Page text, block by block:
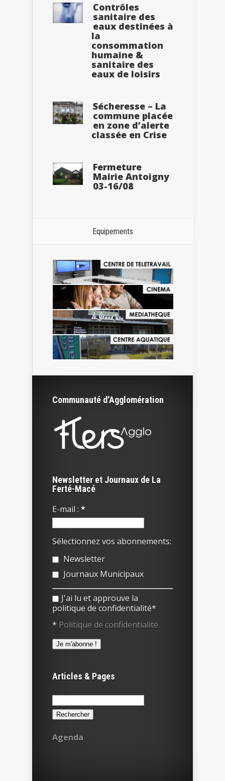
Contrôles
sanitaire des
eaux destinées à
la
consommation
humaine &
sanitaire des
eaux de loisirs
Sécheresse – La
commune placée
en zone d’alerte
classée en Crise
Fermeture
Mairie Antoigny
03-16/08
Equipements
Communauté d'Agglomération
Newsletter et Journaux de La
Ferté-Macé
E-mail : *
Sélectionnez vos abonnements:
Newsletter
Journaux Municipaux
J'ai lu et approuve la
politique de confidentialité*
* Politique de confidentialité
Articles & Pages
Rechercher :
Agenda